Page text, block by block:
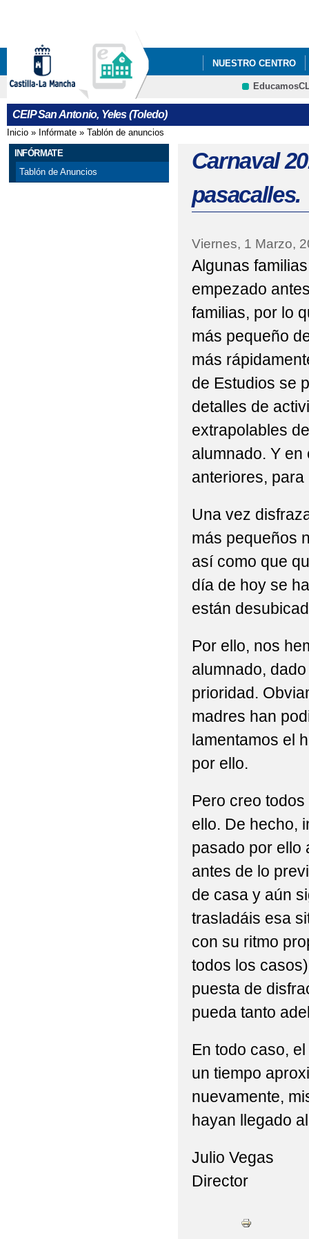
NUESTRO CENTRO
ECOESCUELAS
ADMISIÓN DE
EVALUACIÓN DEL
CEIP San Antonio, Yeles (Toledo)
Se encuentra usted aquí
Inicio » Infórmate » Tablón de anuncios
INFÓRMATE
Tablón de Anuncios
Carnaval
pasacalles.
Viernes, 1 Marzo,
Algunas
empezado
familias, por lo
más pequeño
más
de Estudios se
detalles de
extrapolables
alumnado. Y
anteriores,
Una vez
más pequeños
así como que
día de hoy se
están
Por ello, nos
alumnado,
prioridad.
madres han
lamentamos el
por ello.
Pero creo
ello. De hecho,
pasado por ello
antes de lo
de casa y aún
trasladáis esa
con su ritmo
todos los
puesta de
pueda tanto
En todo caso,
un tiempo
nuevamente,
hayan llegado
Julio Vegas
Director